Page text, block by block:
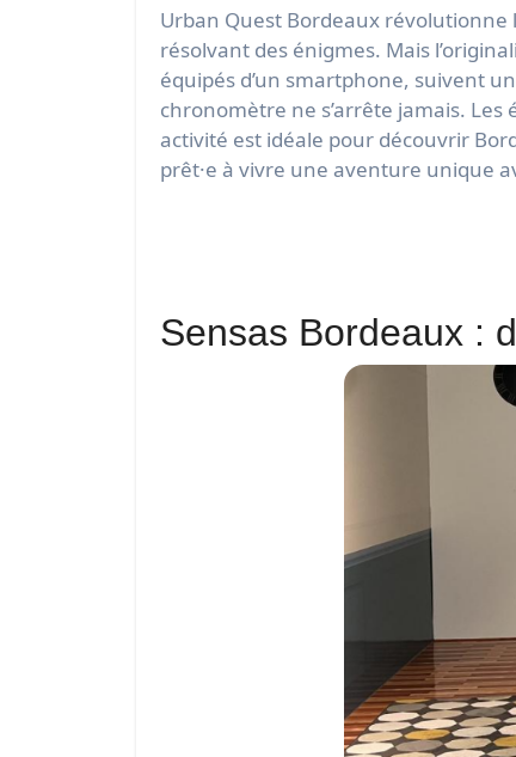
Urban Quest Bordeaux révolutionne
résolvant des énigmes. Mais
équipés d’un smartphone, suivent
chronomètre ne s’arrête jamais.
activité est idéale pour découvrir
prêt·e à vivre une aventure unique
Sensas Bordeaux :